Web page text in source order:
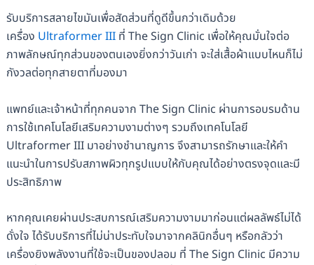
รับบริการสลายไขมันเพื่อสัดส่วนที่ดูดีขึ้นกว่าเดิมด้วย
เครื่อง Ultraformer IIIที่ The Sign Clinic เพื่อให้คุณมั่นใจต่อ
ภาพลักษณ์ทุกส่วนของตนเองยิ่งกว่าวันเก่า จะใส่เสื้อผ้าแบบไหนก็ไม่
กังวลต่อทุกสายตาที่มองมา
แพทย์และเจ้าหน้าที่ทุกคนจาก The Sign Clinic ผ่านการอบรมด้าน
การใช้เทคโนโลยีเสริมความงามต่างๆ รวมถึงเทคโนโลยี
Ultraformer III มาอย่างชำนาญการ จึงสามารถรักษาและให้คำ
แนะนำในการปรับสภาพผิวทุกรูปแบบให้กับคุณได้อย่างตรงจุดและมี
ประสิทธิภาพ
หากคุณเคยผ่านประสบการณ์เสริมความงามมาก่อนแต่ผลลัพธ์ไม่ได้
ดั่งใจ ได้รับบริการที่ไม่น่าประทับใจมาจากคลินิกอื่นๆ หรือกลัวว่า
เครื่องยิงพลังงานที่ใช้จะเป็นของปลอม ที่ The Sign Clinic มีความ